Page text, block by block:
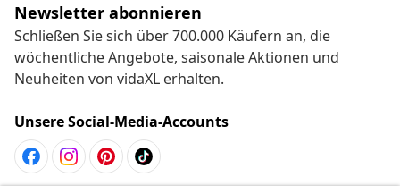
Newsletter abonnieren
Schließen Sie sich über 700.000 Käufern an, die
wöchentliche Angebote, saisonale Aktionen und
Neuheiten von vidaXL erhalten.
Unsere Social-Media-Accounts